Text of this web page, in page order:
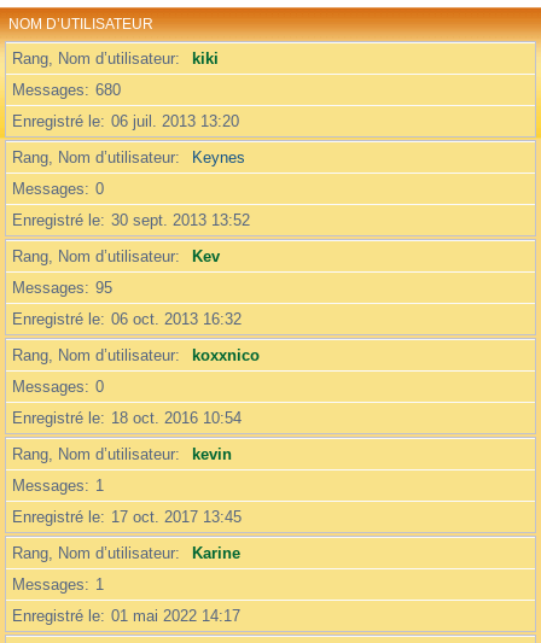
NOM D’UTILISATEUR
Rang, Nom d’utilisateur
kiki
Messages
680
Enregistré le 06 juil. 2013 13:20
Rang, Nom d’utilisateur
Keynes
Messages
0
Enregistré le 30 sept. 2013 13:52
Rang, Nom d’utilisateur
Kev
Messages
95
Enregistré le 06 oct. 2013 16:32
Rang, Nom d’utilisateur
koxxnico
Messages
0
Enregistré le
18 oct. 2016 10:54
Rang, Nom d’utilisateur
kevin
Messages
1
Enregistré le
17 oct. 2017 13:45
Rang, Nom d’utilisateur
Karine
Messages
1
Enregistré le 01 mai 2022 14:17